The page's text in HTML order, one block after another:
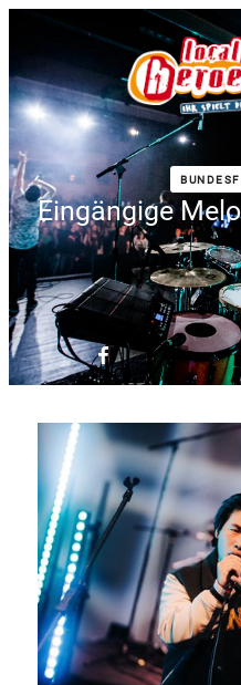
Eingängige